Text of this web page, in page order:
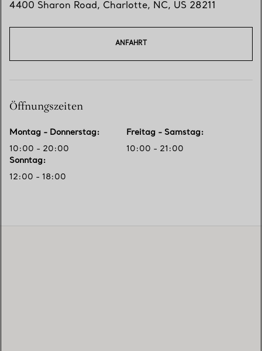
4400 Sharon Road, Charlotte, NC, US 28211
ANFAHRT
Öffnungszeiten
Montag - Donnerstag:
10:00 - 20:00
Freitag - Samstag:
10:00 - 21:00
Sonntag:
12:00 - 18:00